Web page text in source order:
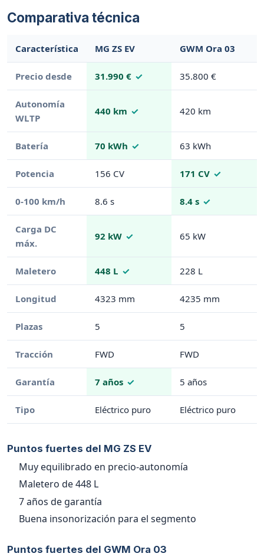
Comparativa técnica
Característica MG ZS EV GWM Ora 03
Precio desde 31.990 € 35.800 €
Autonomía
WLTP
440 km 420 km
Batería 70 kWh 63 kWh
Potencia 156 CV 171 CV
0-100 km/h 8.6 s 8.4 s
Carga DC
máx.
92 kW 65 kW
Maletero 448 L 228 L
Longitud 4323 mm 4235 mm
Plazas 5 5
Tracción FWD FWD
Garantía 7 años 5 años
Tipo Eléctrico puro Eléctrico puro
Puntos fuertes del MG ZS EV
Muy equilibrado en precio-autonomía
Maletero de 448 L
7 años de garantía
Buena insonorización para el segmento
Puntos fuertes del GWM Ora 03